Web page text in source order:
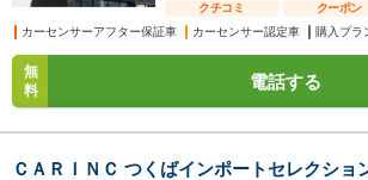
クチコミ
クーポン
カーセンサーアフター保証車
カーセンサー認定車 購入プラ
無
料
電話する
ＣＡＲＩＮＣ つくばインポートセレクショ